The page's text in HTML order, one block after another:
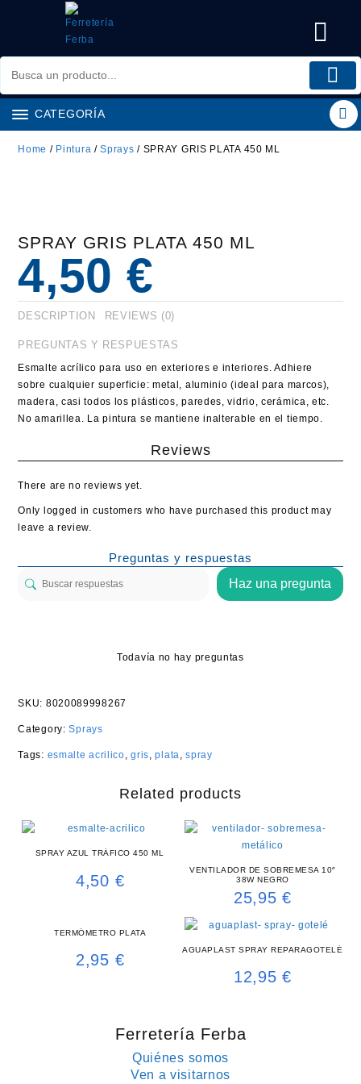
CATEGORÍA
Home / Pintura /Sprays / SPRAY GRIS PLATA 450 ML
SPRAY GRIS PLATA 450 ML
4,50 €
DESCRIPTION REVIEWS (0)
PREGUNTAS Y RESPUESTAS
Esmalte acrílico para uso en exteriores e interiores. Adhiere
sobre cualquier superficie: metal, aluminio (ideal para marcos),
madera, casi todos los plásticos, paredes, vidrio, cerámica, etc.
No amarillea. La pintura se mantiene inalterable en el tiempo.
Reviews
There are no reviews yet.
Only logged in customers who have purchased this product may
leave a review.
Preguntas y respuestas
Haz una pregunta
Todavía no hay preguntas
SKU: 8020089998267
Category:Sprays
Tags: esmalte acrilico,gris,plata,spray
Related products
SPRAY AZUL TRÁFICO 450 ML
4,50 €
VENTILADOR DE SOBREMESA 10″
38W NEGRO
25,95€
TERMÓMETRO PLATA
2,95 €
AGUAPLAST SPRAY REPARAGOTELÉ
12,95€
Ferretería Ferba
Quiénes somos
Ven a visitarnos